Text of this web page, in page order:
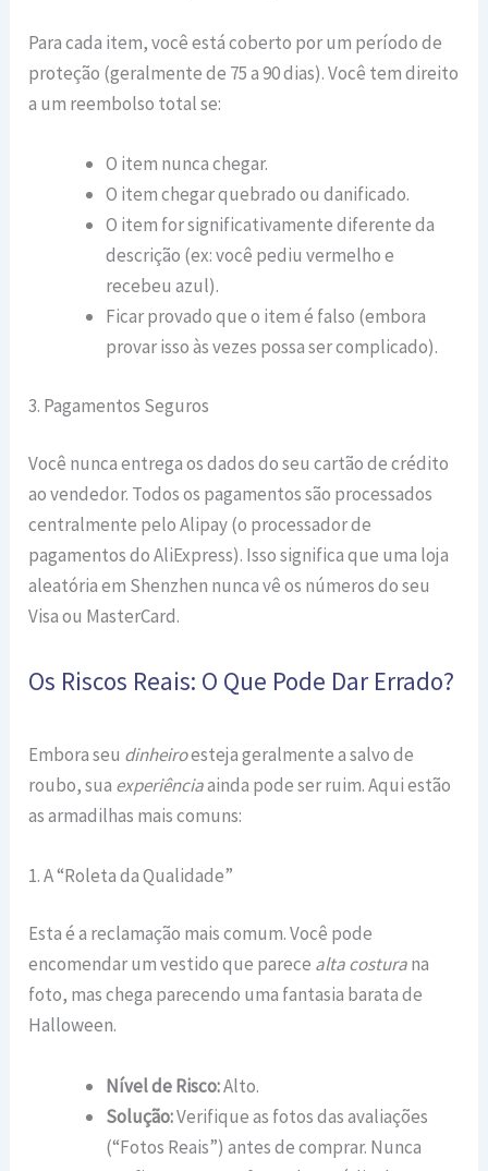
Para cada item, você está coberto por um período de
proteção (geralmente de 75 a 90 dias). Você tem direito
a um reembolso total se:
O item nunca chegar.
O item chegar quebrado ou danificado.
O item for significativamente diferente da
descrição (ex: você pediu vermelho e
recebeu azul).
Ficar provado que o item é falso (embora
provar isso às vezes possa ser complicado).
3. Pagamentos Seguros
Você nunca entrega os dados do seu cartão de crédito
ao vendedor. Todos os pagamentos são processados
centralmente pelo Alipay (o processador de
pagamentos do AliExpress). Isso significa que uma loja
aleatória em Shenzhen nunca vê os números do seu
Visa ou MasterCard.
Os Riscos Reais: O Que Pode Dar Errado?
Embora seu dinheiroesteja geralmente a salvo de
roubo, sua experiênciaainda pode ser ruim. Aqui estão
as armadilhas mais comuns:
1. A “Roleta da Qualidade”
Esta é a reclamação mais comum. Você pode
encomendar um vestido que parece alta costurana
foto, mas chega parecendo uma fantasia barata de
Halloween.
Nível de Risco:Alto.
Solução:Verifique as fotos das avaliações
(“Fotos Reais”) antes de comprar. Nunca